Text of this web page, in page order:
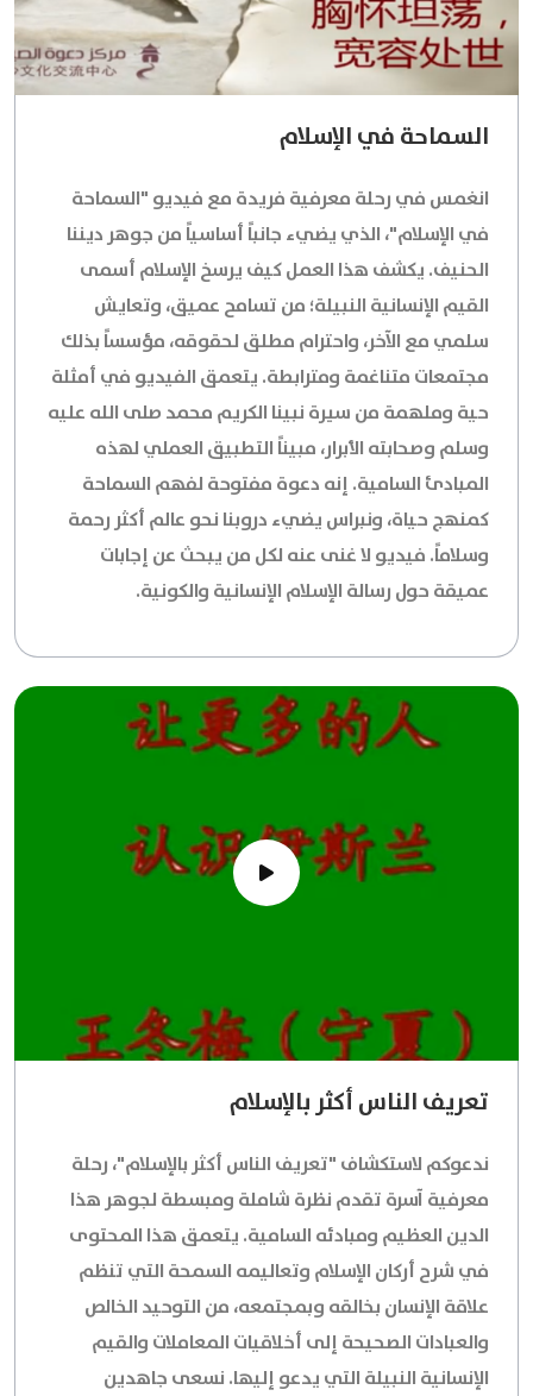
السماحة في الإسلام
انغمس في رحلة معرفية فريدة مع فيديو "السماحة
في الإسلام"، الذي يضيء جانباً أساسياً من جوهر ديننا
الحنيف. يكشف هذا العمل كيف يرسخ الإسلام أسمى
القيم الإنسانية النبيلة؛ من تسامح عميق، وتعايش
سلمي مع الآخر، واحترام مطلق لحقوقه، مؤسساً بذلك
مجتمعات متناغمة ومترابطة. يتعمق الفيديو في أمثلة
حية وملهمة من سيرة نبينا الكريم محمد صلى الله عليه
وسلم وصحابته الأبرار، مبيناً التطبيق العملي لهذه
المبادئ السامية. إنه دعوة مفتوحة لفهم السماحة
كمنهج حياة، ونبراس يضيء دروبنا نحو عالم أكثر رحمة
وسلاماً. فيديو لا غنى عنه لكل من يبحث عن إجابات
عميقة حول رسالة الإسلام الإنسانية والكونية.
تعريف الناس أكثر بالإسلام
ندعوكم لاستكشاف "تعريف الناس أكثر بالإسلام"، رحلة
معرفية آسرة تقدم نظرة شاملة ومبسطة لجوهر هذا
الدين العظيم ومبادئه السامية. يتعمق هذا المحتوى
في شرح أركان الإسلام وتعاليمه السمحة التي تنظم
علاقة الإنسان بخالقه وبمجتمعه، من التوحيد الخالص
والعبادات الصحيحة إلى أخلاقيات المعاملات والقيم
الإنسانية النبيلة التي يدعو إليها. نسعى جاهدين